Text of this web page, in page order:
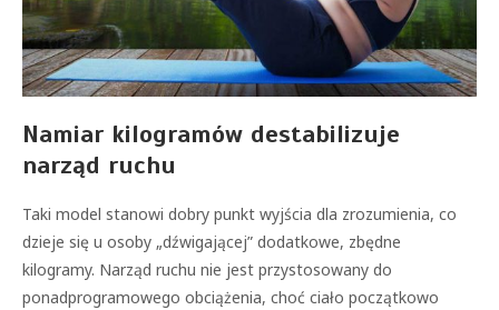
Namiar kilogramów destabilizuje
narząd ruchu
Taki model stanowi dobry punkt wyjścia dla zrozumienia, co
dzieje się u osoby „dźwigającej” dodatkowe, zbędne
kilogramy. Narząd ruchu nie jest przystosowany do
ponadprogramowego obciążenia, choć ciało początkowo